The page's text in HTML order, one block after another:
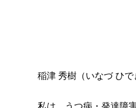
稲津 秀樹（いなづ ひで
私は、うつ病・発達障